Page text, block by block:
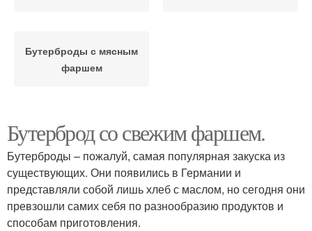
Бутерброды с мясным
фаршем
Бутерброд со свежим фаршем.
Бутерброды – пожалуй, самая популярная закуска из
существующих. Они появились в Германии и
представляли собой лишь хлеб с маслом, но сегодня они
превзошли самих себя по разнообразию продуктов и
способам приготовления.